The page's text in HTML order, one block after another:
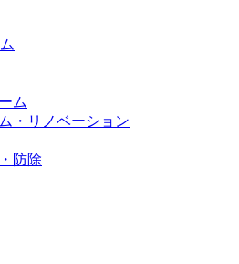
ム
・リノベーション
防除